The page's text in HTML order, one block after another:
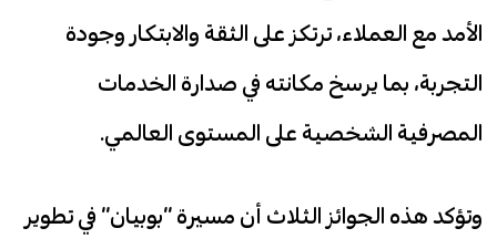
الأمد مع العملاء، ترتكز على الثقة والابتكار وجودة
التجربة، بما يرسخ مكانته في صدارة الخدمات
المصرفية الشخصية على المستوى العالمي.
وتؤكد هذه الجوائز الثلاث أن مسيرة “بوبيان” في تطوير